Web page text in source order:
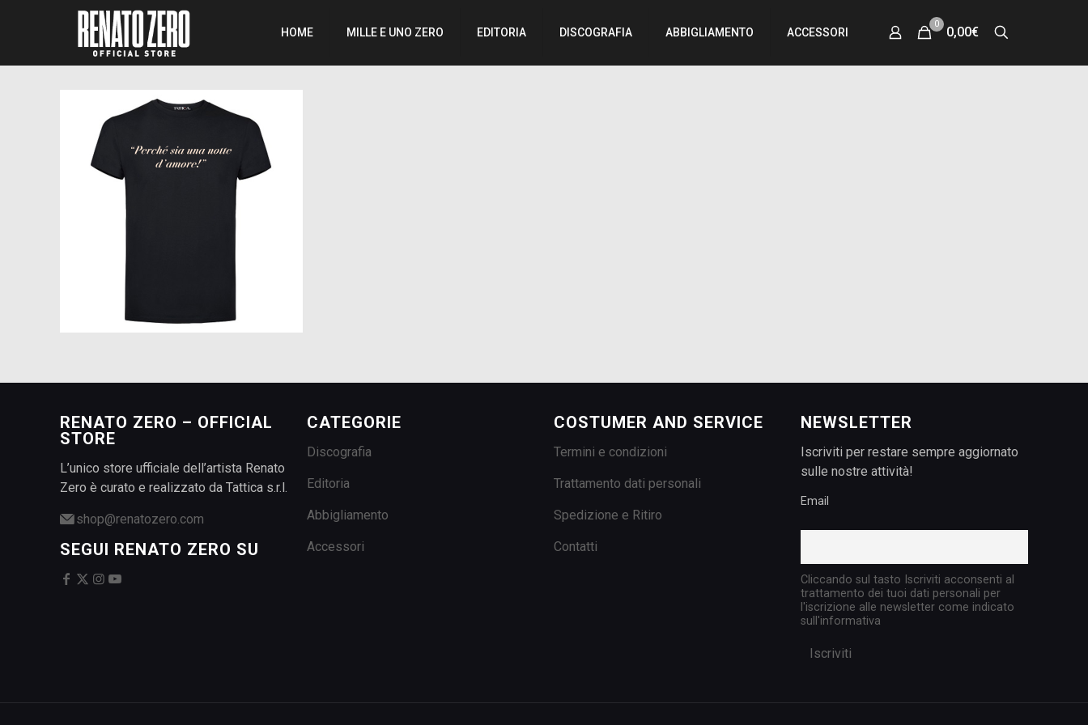
HOME MILLE E UNO ZERO EDITORIA DISCOGRAFIA ABBIGLIAMENTO ACCESSORI
0
0,00€
RENATO ZERO – OFFICIAL
STORE
L’unico store ufficiale dell’artista Renato
Zero è curato e realizzato da Tattica s.r.l.
shop@renatozero.com
SEGUI RENATO ZERO SU
CATEGORIE
Discografia
Editoria
Abbigliamento
Accessori
COSTUMER AND SERVICE
Termini e condizioni
Trattamento dati personali
Spedizione e Ritiro
Contatti
NEWSLETTER
Iscriviti per restare sempre aggiornato
sulle nostre attività!
Email
Cliccando sul tasto Iscriviti acconsenti al
trattamento dei tuoi dati personali per
l'iscrizione alle newsletter come indicato
sull'informativa